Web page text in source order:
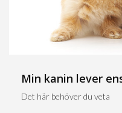
Min kanin lever
Det här behöver du veta